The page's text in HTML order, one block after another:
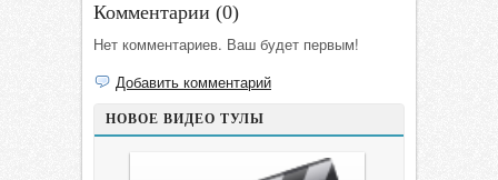
Комментарии (0)
Нет комментариев. Ваш будет первым!
Добавить комментарий
НОВОЕ ВИДЕО ТУЛЫ